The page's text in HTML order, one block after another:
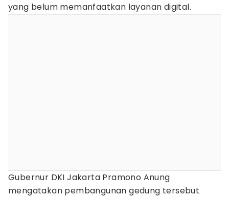
yang belum memanfaatkan layanan digital.
Gubernur DKI Jakarta Pramono Anung
mengatakan pembangunan gedung tersebut